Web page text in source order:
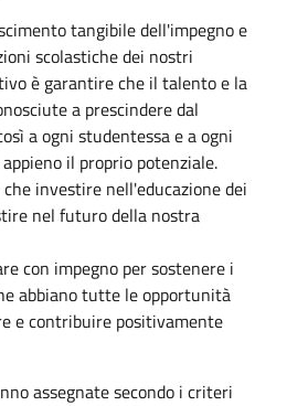
tangibile dell'impegno e
scolastiche dei nostri
è garantire che il talento e la
a prescindere dal
a ogni studentessa e a ogni
il proprio potenziale.
investire nell'educazione dei
nel futuro della nostra
con impegno per sostenere i
abbiano tutte le opportunità
e contribuire positivamente
assegnate secondo i criteri